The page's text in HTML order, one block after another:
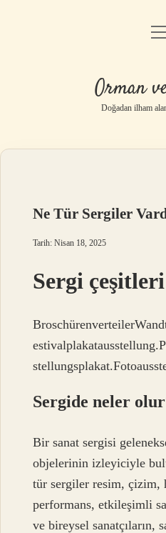
Yasal
Orman
Doğadan ilham
Ne Tür Sergiler
Tarih: Nisan 18, 2025
Sergi
Sergide neler
Bir sanat sergisi
objelerinin izleyiciyle
tür sergiler resim, çizim,
performans, etkileşimli
ve bireysel sanatçıların,